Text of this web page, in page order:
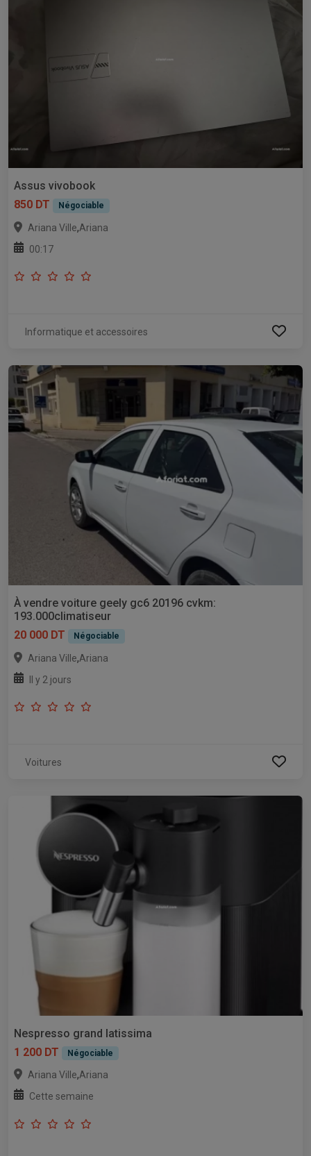
Assus vivobook
850 DT
Négociable
Ariana Ville,Ariana
00:17
Informatique et accessoires
À vendre voiture geely gc6 20196 cvkm:
193.000climatiseur
20 000 DT
Négociable
Ariana Ville,Ariana
Il y 2 jours
Voitures
Nespresso grand latissima
1 200 DT
Négociable
Ariana Ville,Ariana
Cette semaine